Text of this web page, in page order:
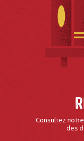
Consultez
des